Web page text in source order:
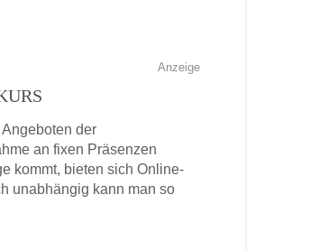
Anzeige
der
an fixen Präsenzen
kommt, bieten sich Online-
unabhängig kann man so